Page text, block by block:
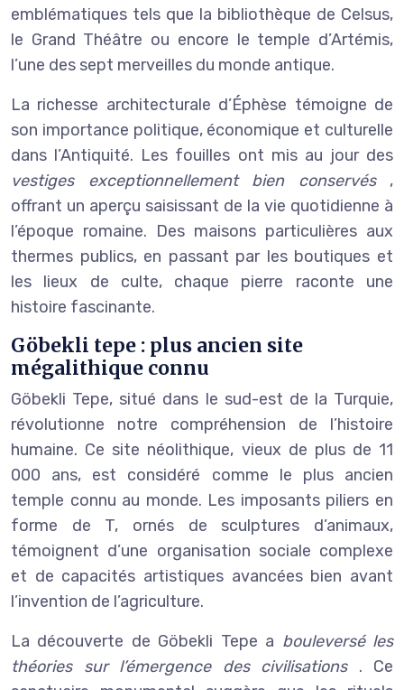
emblématiques tels que la bibliothèque de Celsus,
le Grand Théâtre ou encore le temple d’Artémis,
l’une des sept merveilles du monde antique.
La richesse architecturale d’Éphèse témoigne de
son importance politique, économique et culturelle
dans l’Antiquité. Les fouilles ont mis au jour des
vestiges exceptionnellement bien conservés ,
offrant un aperçu saisissant de la vie quotidienne à
l’époque romaine. Des maisons particulières aux
thermes publics, en passant par les boutiques et
les lieux de culte, chaque pierre raconte une
histoire fascinante.
Göbekli tepe : plus ancien site
mégalithique connu
Göbekli Tepe, situé dans le sud-est de la Turquie,
révolutionne notre compréhension de l’histoire
humaine. Ce site néolithique, vieux de plus de 11
000 ans, est considéré comme le plus ancien
temple connu au monde. Les imposants piliers en
forme de T, ornés de sculptures d’animaux,
témoignent d’une organisation sociale complexe
et de capacités artistiques avancées bien avant
l’invention de l’agriculture.
La découverte de Göbekli Tepe a bouleversé les
théories sur l’émergence des civilisations . Ce